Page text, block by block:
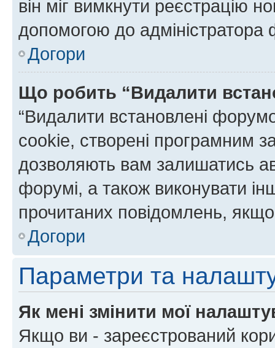
він міг вимкнути реєстрацію
допомогою до адміністратора
Догори
Що робить “Видалити
“Видалити встановлені
cookie, створені програмним
дозволяють вам залишатись
форумі, а також виконувати
прочитаних повідомлень,
Догори
Параметри та
Як мені змінити мої
Якщо ви - зареєстрований